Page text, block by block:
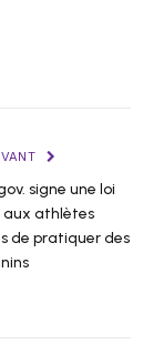
signe une loi
athlètes
de pratiquer des